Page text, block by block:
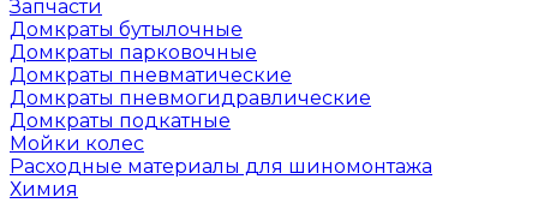
Запчасти
Домкраты бутылочные
Домкраты парковочные
Домкраты пневматические
Домкраты пневмогидравлические
Домкраты подкатные
Мойки колес
Расходные материалы для шиномонтажа
Химия